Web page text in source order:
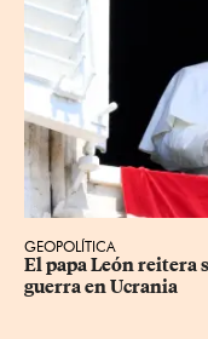
GEOPOLÍTICA
El papa León reitera
guerra en Ucrania